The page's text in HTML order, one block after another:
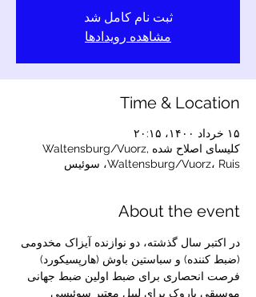
ثبت نام کامل شد
مشاهده رویدادها
Time & Location
۱۵ خرداد ۱۴۰۰، ۲۰:۱۵
کلیسای اصلاح شده Waltensburg/Vuorz,
Waltensburg/Vuorz، Ruis، سوئیس
About the event
در اکتبر سال گذشته، دو نوازنده آیزاک مخدومی
(ضبط کننده) و سباستین باوش (هارپسیکورد)
فرصت انحصاری برای ضبط اولین ضبط جهانی
موسیقی باروک برای لیبل معتبر سوئیسی